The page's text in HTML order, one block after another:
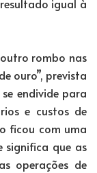
igual à
rombo nas
ouro”, prevista
endivide para
e custos de
ficou com uma
significa que as
operações de